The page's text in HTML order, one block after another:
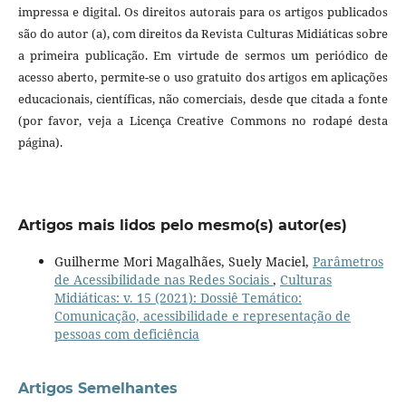
impressa e digital. Os direitos autorais para os artigos publicados
são do autor (a), com direitos da Revista Culturas Midiáticas sobre
a primeira publicação. Em virtude de sermos um periódico de
acesso aberto, permite-se o uso gratuito dos artigos em aplicações
educacionais, científicas, não comerciais, desde que citada a fonte
(por favor, veja a Licença Creative Commons no rodapé desta
página).
Artigos mais lidos pelo mesmo(s) autor(es)
Guilherme Mori Magalhães, Suely Maciel, Parâmetros
de Acessibilidade nas Redes Sociais , Culturas
Midiáticas: v. 15 (2021): Dossiê Temático:
Comunicação, acessibilidade e representação de
pessoas com deficiência
Artigos Semelhantes